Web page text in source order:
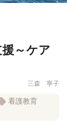
～ケア
三森 寧子
看護教育